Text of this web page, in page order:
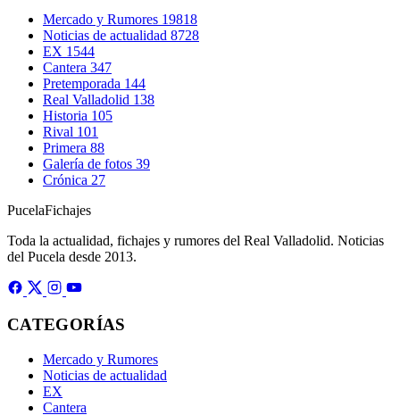
Mercado y Rumores 19818
Noticias de actualidad 8728
EX 1544
Cantera 347
Pretemporada 144
Real Valladolid 138
Historia 105
Rival 101
Primera 88
Galería de fotos 39
Crónica 27
PucelaFichajes
Toda la actualidad, fichajes y rumores del Real Valladolid. Noticias
del Pucela desde 2013.
CATEGORÍAS
Mercado y Rumores
Noticias de actualidad
EX
Cantera